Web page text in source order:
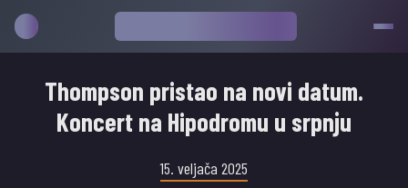
Thompson pristao na novi datum.
Koncert na Hipodromu u srpnju
15. veljača 2025